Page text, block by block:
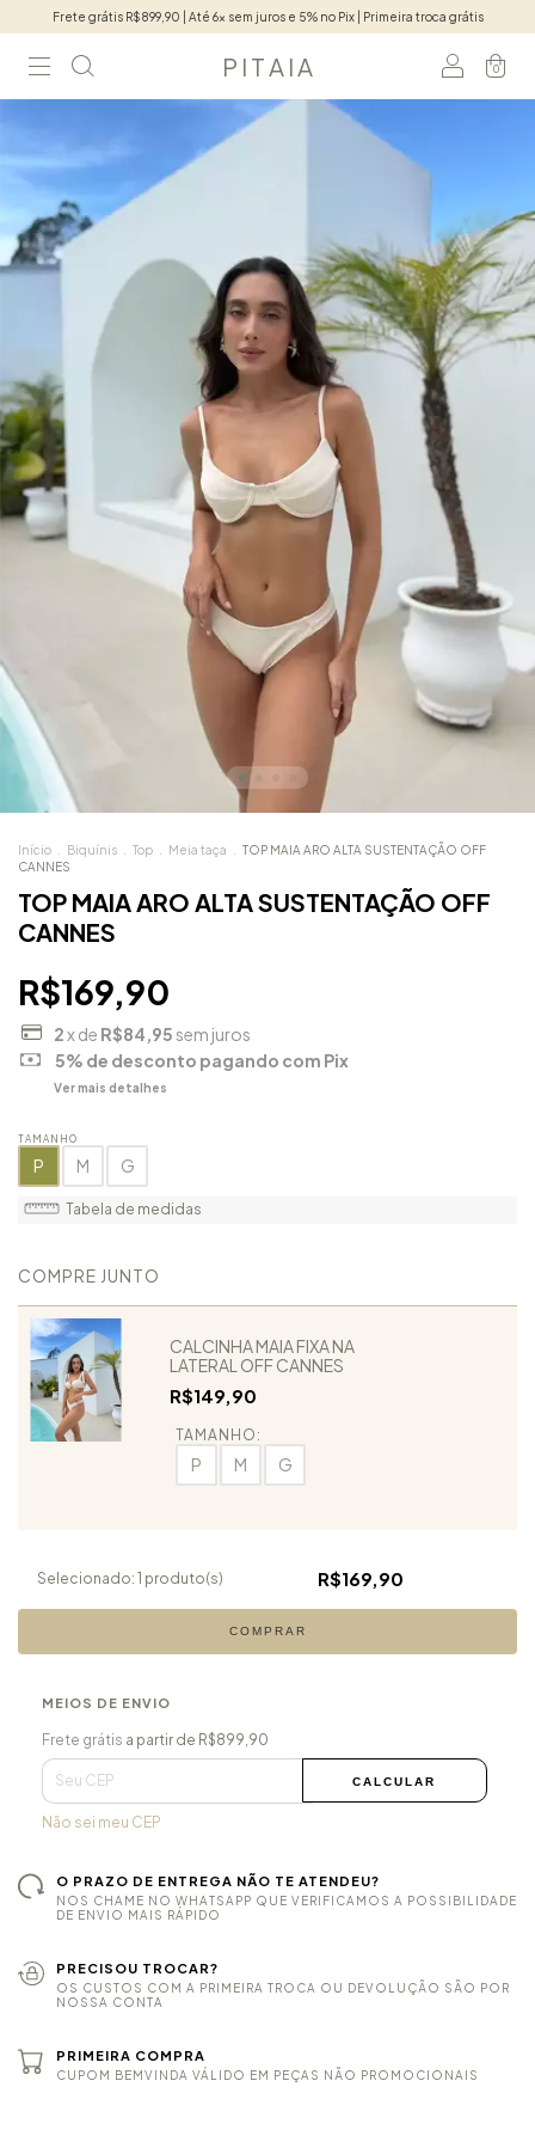
Frete grátis R$899,90 | Até 6x sem juros e 5% no Pix | Primeira troca grátis
P I T A I A 0
Início Biquínis Top Meia taça
TOP MAIA ARO ALTA SUSTENTAÇÃO OFF
CANNES
TOP MAIA ARO ALTA SUSTENTAÇÃO OFF
CANNES
R$169,90
2x de R$84,95 sem juros
5% de desconto pagando com Pix
Ver mais detalhes
TAMANHO
P M G
Tabela de medidas
COMPRE JUNTO
CALCINHA MAIA FIXA NA
LATERAL OFF CANNES
R$149,90
TAMANHO:
P M G
Selecionado: 1 produto(s) R$169,90
COMPRAR
MEIOS DE ENVIO
Frete grátis R$899,90
Entregas para o CEP:
Frete grátis a partir de R$899,90
CALCULAR
Não sei meu CEP
O PRAZO DE ENTREGA NÃO TE ATENDEU?
NOS CHAME NO WHATSAPP QUE VERIFICAMOS A POSSIBILIDADE
DE ENVIO MAIS RÁPIDO
PRECISOU TROCAR?
OS CUSTOS COM A PRIMEIRA TROCA OU DEVOLUÇÃO SÃO POR
NOSSA CONTA
PRIMEIRA COMPRA
CUPOM BEMVINDA VÁLIDO EM PEÇAS NÃO PROMOCIONAIS